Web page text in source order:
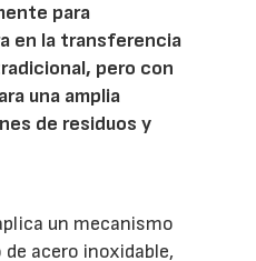
para
en la transferencia
pero con
una amplia
de residuos y
un mecanismo
acero inoxidable,